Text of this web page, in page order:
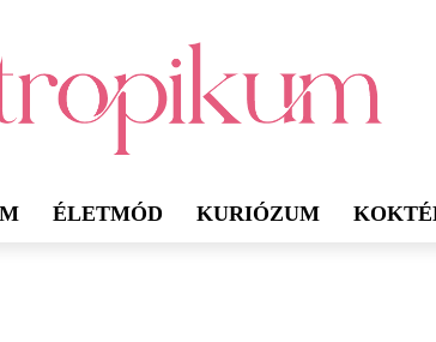
ÉLETMÓD KURIÓZUM